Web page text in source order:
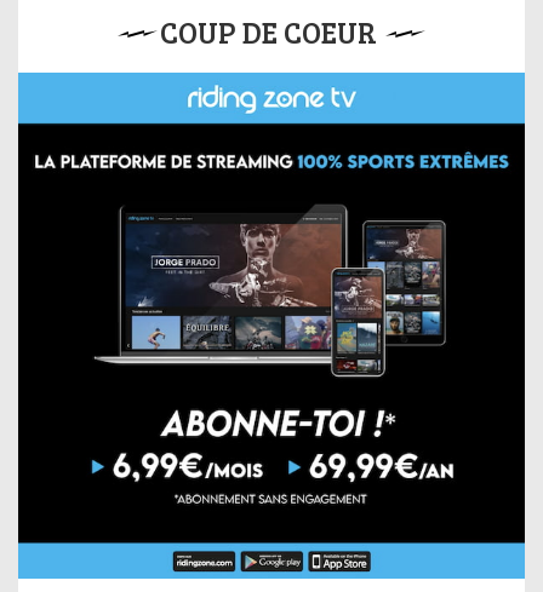
COUP DE COEUR